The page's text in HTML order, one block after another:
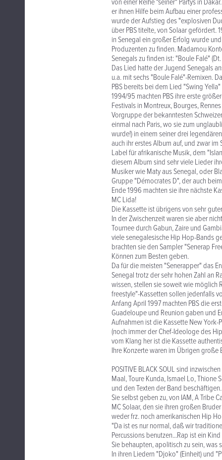
von einer Reihe "seiner" Partys in
er ihnen Hilfe beim Aufbau einer
wurde der Aufstieg des "explosiven
über PBS titelte, von Solaar gefördert.
in Senegal ein großer Erfolg wurde
Produzenten zu finden. Madamou
Senegals zu finden ist: "Boule Falé"
Das Lied hatte der Jugend Senegals
u.a. mit sechs "Boule Falé"-Remixen.
PBS bereits bei dem Lied "Swing
1994/95 machten PBS ihre erste
Festivals in Montreux, Bourges,
Vorgruppe der bekanntesten
einmal nach Paris, wo sie zum
wurde!) in einem seiner drei
auch ihr erstes Album auf, und zwar
Label für afrikanische Musik, dem
diesem Album sind sehr viele Lieder
Musiker wie Maty aus Senegal, oder
Gruppe "Démocrates D", der auch
Ende 1996 machten sie ihre nächste
MC Lida!
Die Kassette ist übrigens von sehr
In der Zwischenzeit waren sie aber
Tournee durch Gabun, Zaire und
viele senegalesische Hip Hop-Bands
brachten sie den Sampler "Senerap
Können zum Besten geben.
Da für die meisten "Senerapper" das
Senegal trotz der sehr hohen Zahl an
wissen, stellen sie soweit wie möglich
freestyle"-Kassetten sollen jedenfalls
Anfang April 1997 machten PBS die
Guadeloupe und Reunion gaben und
Aufnahmen ist die Kassette New York-
(noch immer der Chef-Ideologe des
vom Klang her ist die Kassette
Ihre Konzerte waren im Übrigen große
POSITIVE BLACK SOUL sind
Maal, Toure Kunda, Ismael Lo, Thione
und den Texten der Band beschäftigen.
Sie selbst geben zu, von IAM, A Tribe
MC Solaar, den sie ihren großen
weder frz. noch amerikanischen Hip
"Da ist es nur normal, daß wir
Percussions benutzen...Rap ist ein
Sie behaupten, apolitisch zu sein, was
In ihren Liedern "Djoko" (Einheit) und